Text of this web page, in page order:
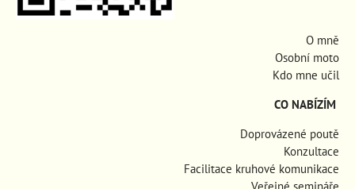
O mně
Osobní moto
Kdo mne učil
CO NABÍZÍM
Doprovázené poutě
Konzultace
Facilitace kruhové komunikace